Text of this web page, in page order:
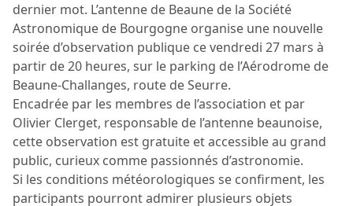
dernier mot. L’antenne de Beaune de la Société
Astronomique de Bourgogne organise une nouvelle
soirée d’observation publique ce vendredi 27 mars à
partir de 20 heures, sur le parking de l’Aérodrome de
Beaune-Challanges, route de Seurre.
Encadrée par les membres de l’association et par
Olivier Clerget, responsable de l’antenne beaunoise,
cette observation est gratuite et accessible au grand
public, curieux comme passionnés d’astronomie.
Si les conditions météorologiques se confirment, les
participants pourront admirer plusieurs objets